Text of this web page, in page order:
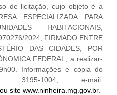
de licitação, cujo objeto é a
ESPECIALIZADA PARA
HABITACIONAIS,
2024, FIRMADO ENTRE
DAS CIDADES, POR
FEDERAL
, a realizar-
. Informações e cópia do
1004, e-mail:
site www.ninheira.mg.gov.br.